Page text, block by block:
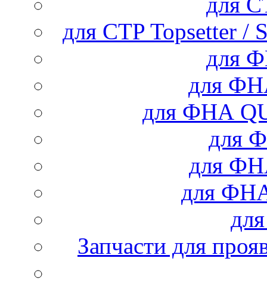
для CTP Topsetter /
для
для
для ФНА
для
для
для
Запчасти для